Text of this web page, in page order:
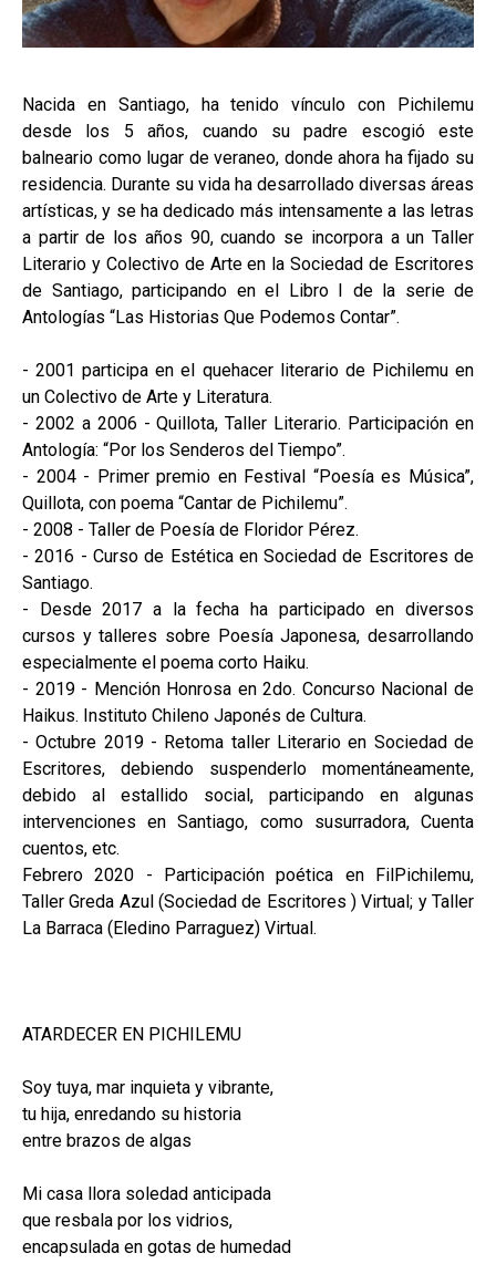
Nacida en Santiago, ha tenido vínculo con Pichilemu
desde los 5 años, cuando su padre escogió este
balneario como lugar de veraneo, donde ahora ha fijado su
residencia. Durante su vida ha desarrollado diversas áreas
artísticas, y se ha dedicado más intensamente a las letras
a partir de los años 90, cuando se incorpora a un Taller
Literario y Colectivo de Arte en la Sociedad de Escritores
de Santiago, participando en el Libro I de la serie de
Antologías “Las Historias Que Podemos Contar”.
- 2001 participa en el quehacer literario de Pichilemu en
un Colectivo de Arte y Literatura.
- 2002 a 2006 - Quillota, Taller Literario. Participación en
Antología: “Por los Senderos del Tiempo”.
- 2004 - Primer premio en Festival “Poesía es Música”,
Quillota, con poema “Cantar de Pichilemu”.
- 2008 - Taller de Poesía de Floridor Pérez.
- 2016 - Curso de Estética en Sociedad de Escritores de
Santiago.
- Desde 2017 a la fecha ha participado en diversos
cursos y talleres sobre Poesía Japonesa, desarrollando
especialmente el poema corto Haiku.
- 2019 - Mención Honrosa en 2do. Concurso Nacional de
Haikus. Instituto Chileno Japonés de Cultura.
- Octubre 2019 - Retoma taller Literario en Sociedad de
Escritores, debiendo suspenderlo momentáneamente,
debido al estallido social, participando en algunas
intervenciones en Santiago, como susurradora, Cuenta
cuentos, etc.
Febrero 2020 - Participación poética en FilPichilemu,
Taller Greda Azul (Sociedad de Escritores ) Virtual; y Taller
La Barraca (Eledino Parraguez) Virtual.
ATARDECER EN PICHILEMU
Soy tuya, mar inquieta y vibrante,
tu hija, enredando su historia
entre brazos de algas
Mi casa llora soledad anticipada
que resbala por los vidrios,
encapsulada en gotas de humedad